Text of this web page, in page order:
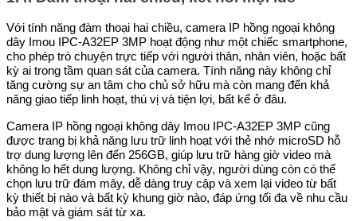
Với tính năng đàm thoại hai chiều, camera IP hồng ngoại không
dây Imou IPC-A32EP 3MP hoạt động như một chiếc smartphone,
cho phép trò chuyện trực tiếp với người thân, nhân viên, hoặc bất
kỳ ai trong tầm quan sát của camera. Tính năng này không chỉ
tăng cường sự an tâm cho chủ sở hữu mà còn mang đến khả
năng giao tiếp linh hoạt, thú vị và tiện lợi, bất kể ở đâu.
Camera IP hồng ngoại không dây Imou IPC-A32EP 3MP cũng
được trang bị khả năng lưu trữ linh hoạt với thẻ nhớ microSD hỗ
trợ dung lượng lên đến 256GB, giúp lưu trữ hàng giờ video mà
không lo hết dung lượng. Không chỉ vậy, người dùng còn có thể
chọn lưu trữ đám mây, dễ dàng truy cập và xem lại video từ bất
kỳ thiết bị nào và bất kỳ khung giờ nào, đáp ứng tối đa về nhu cầu
bảo mật và giám sát từ xa.